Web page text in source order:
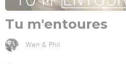
Tu m'entoures
Wen & Phil